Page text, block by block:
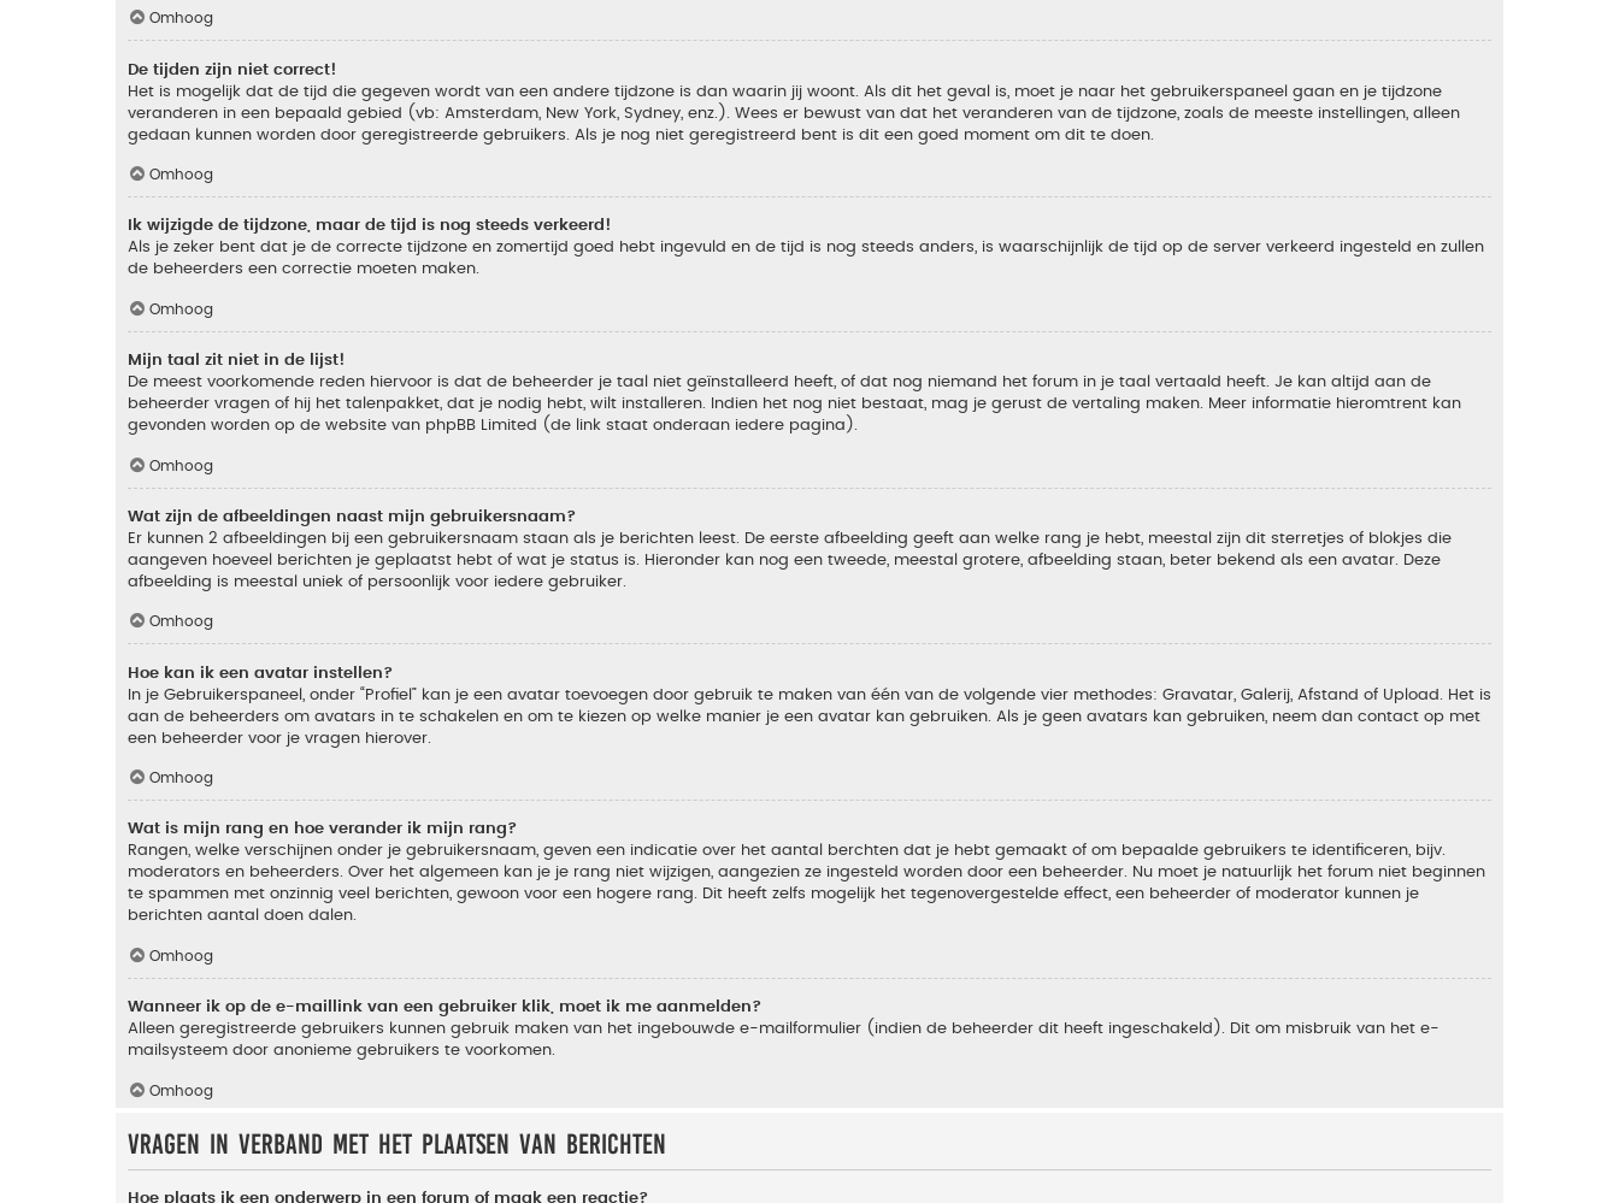
Omhoog
De tijden zijn niet correct!
Het is mogelijk dat de tijd die gegeven wordt van een andere tijdzone is dan waarin jij woont. Als dit het geval is, moet je naar het gebruikerspaneel gaan en je tijdzone
veranderen in een bepaald gebied (vb: Amsterdam, New York, Sydney, enz.). Wees er bewust van dat het veranderen van de tijdzone, zoals de meeste instellingen, alleen
gedaan kunnen worden door geregistreerde gebruikers. Als je nog niet geregistreerd bent is dit een goed moment om dit te doen.
Omhoog
Ik wijzigde de tijdzone, maar de tijd is nog steeds verkeerd!
Als je zeker bent dat je de correcte tijdzone en zomertijd goed hebt ingevuld en de tijd is nog steeds anders, is waarschijnlijk de tijd op de server verkeerd ingesteld en zullen
de beheerders een correctie moeten maken.
Omhoog
Mijn taal zit niet in de lijst!
De meest voorkomende reden hiervoor is dat de beheerder je taal niet geïnstalleerd heeft, of dat nog niemand het forum in je taal vertaald heeft. Je kan altijd aan de
beheerder vragen of hij het talenpakket, dat je nodig hebt, wilt installeren. Indien het nog niet bestaat, mag je gerust de vertaling maken. Meer informatie hieromtrent kan
gevonden worden op de website van phpBB Limited (de link staat onderaan iedere pagina).
Omhoog
Wat zijn de afbeeldingen naast mijn gebruikersnaam?
Er kunnen 2 afbeeldingen bij een gebruikersnaam staan als je berichten leest. De eerste afbeelding geeft aan welke rang je hebt, meestal zijn dit sterretjes of blokjes die
aangeven hoeveel berichten je geplaatst hebt of wat je status is. Hieronder kan nog een tweede, meestal grotere, afbeelding staan, beter bekend als een avatar. Deze
afbeelding is meestal uniek of persoonlijk voor iedere gebruiker.
Omhoog
Hoe kan ik een avatar instellen?
In je Gebruikerspaneel, onder “Profiel” kan je een avatar toevoegen door gebruik te maken van één van de volgende vier methodes: Gravatar, Galerij, Afstand of Upload. Het is
aan de beheerders om avatars in te schakelen en om te kiezen op welke manier je een avatar kan gebruiken. Als je geen avatars kan gebruiken, neem dan contact op met
een beheerder voor je vragen hierover.
Omhoog
Wat is mijn rang en hoe verander ik mijn rang?
Rangen, welke verschijnen onder je gebruikersnaam, geven een indicatie over het aantal berchten dat je hebt gemaakt of om bepaalde gebruikers te identificeren, bijv.
moderators en beheerders. Over het algemeen kan je je rang niet wijzigen, aangezien ze ingesteld worden door een beheerder. Nu moet je natuurlijk het forum niet beginnen
te spammen met onzinnig veel berichten, gewoon voor een hogere rang. Dit heeft zelfs mogelijk het tegenovergestelde effect, een beheerder of moderator kunnen je
berichten aantal doen dalen.
Omhoog
Wanneer ik op de e-maillink van een gebruiker klik, moet ik me aanmelden?
Alleen geregistreerde gebruikers kunnen gebruik maken van het ingebouwde e-mailformulier (indien de beheerder dit heeft ingeschakeld). Dit om misbruik van het e-
mailsysteem door anonieme gebruikers te voorkomen.
Omhoog
Vragen in verband met het plaatsen van berichten
Hoe plaats ik een onderwerp in een forum of maak een reactie?